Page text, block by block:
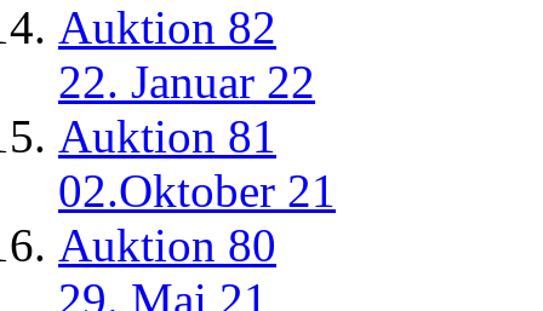
Auktion 82
22. Januar 22
Auktion 81
02.Oktober 21
Auktion 80
29. Mai 21